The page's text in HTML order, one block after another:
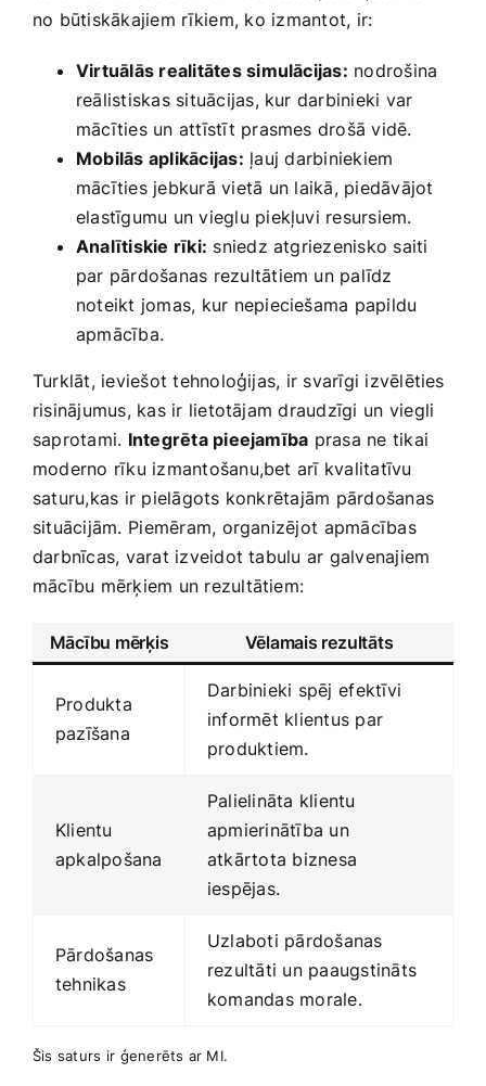
no būtiskākajiem⁣ rīkiem,⁤ ko izmantot, ir:
Virtuālās realitātes simulācijas: nodrošina
reālistiskas situācijas, kur darbinieki ⁤var
mācīties un attīstīt ‌prasmes drošā vidē.
Mobilās aplikācijas: ļauj⁤ darbiniekiem
mācīties jebkurā vietā⁤ un laikā, piedāvājot
elastīgumu un vieglu piekļuvi resursiem.
Analītiskie rīki: sniedz atgriezenisko ‍saiti‌
par pārdošanas rezultātiem un‍ palīdz
noteikt jomas, kur nepieciešama papildu
apmācība.
Turklāt, ieviešot tehnoloģijas, ir svarīgi izvēlēties
risinājumus, kas ir lietotājam draudzīgi un⁤ viegli
saprotami. Integrēta‍ pieejamība prasa ne‌ tikai‍
moderno‌ rīku izmantošanu,bet​ arī ‍kvalitatīvu
saturu,kas ir pielāgots konkrētajām pārdošanas
situācijām.⁢ Piemēram,‍ organizējot ⁣apmācības
darbnīcas, varat izveidot tabulu ‌ar galvenajiem
mācību mērķiem un rezultātiem:
Mācību mērķis Vēlamais rezultāts
Produkta
pazīšana
Darbinieki spēj⁣ efektīvi
informēt klientus par
produktiem.
Klientu
apkalpošana
Palielināta ​klientu
apmierinātība un
atkārtota biznesa
iespējas.
Pārdošanas
tehnikas
Uzlaboti ‍pārdošanas
rezultāti un paaugstināts
‍komandas morale.
Šis‌ saturs⁤ ir ģenerēts ar MI.